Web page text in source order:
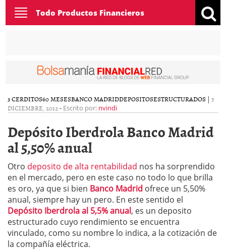
Toggle
navigation
Todo Productos Financieros
3 CERDITOS60 MESESBANCO MADRIDDEPOSITOSESTRUCTURADOS | 5
DICIEMBRE, 2012- Escrito por: nvindi
Depósito Iberdrola Banco Madrid
al 5,50% anual
Otro deposito de alta rentabilidad nos ha sorprendido
en el mercado, pero en este caso no todo lo que brilla
es oro, ya que si bien Banco Madrid ofrece un 5,50%
anual, siempre hay un pero. En este sentido el
Depósito Iberdrola al 5,5% anual, es un deposito
estructurado cuyo rendimiento se encuentra
vinculado, como su nombre lo indica, a la cotización de
la compañía eléctrica.